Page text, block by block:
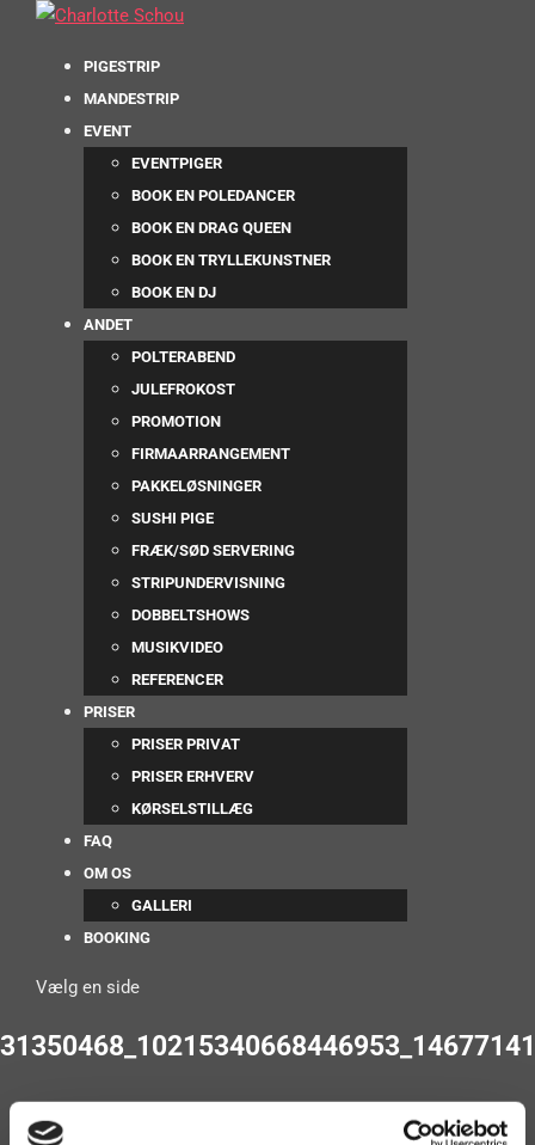
PIGESTRIP
MANDESTRIP
EVENT
EVENTPIGER
BOOK EN POLEDANCER
BOOK EN DRAG QUEEN
BOOK EN TRYLLEKUNSTNER
BOOK EN DJ
ANDET
POLTERABEND
JULEFROKOST
PROMOTION
FIRMAARRANGEMENT
PAKKELØSNINGER
SUSHI PIGE
FRÆK/SØD SERVERING
STRIPUNDERVISNING
DOBBELTSHOWS
MUSIKVIDEO
REFERENCER
PRISER
PRISER PRIVAT
PRISER ERHVERV
KØRSELSTILLÆG
FAQ
OM OS
GALLERI
BOOKING
Vælg en side